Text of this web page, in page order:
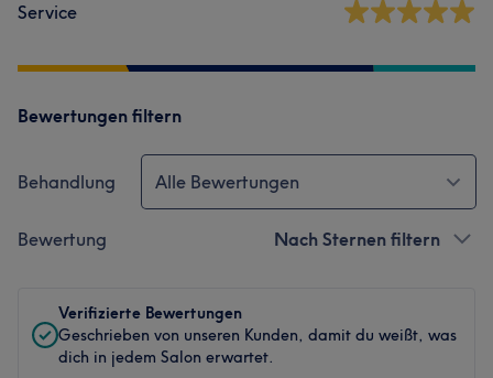
Service
Bewertungen filtern
Behandlung Alle Bewertungen
Bewertung Nach Sternen filtern
Verifizierte Bewertungen
Geschrieben von unseren Kunden, damit du weißt, was
dich in jedem Salon erwartet.